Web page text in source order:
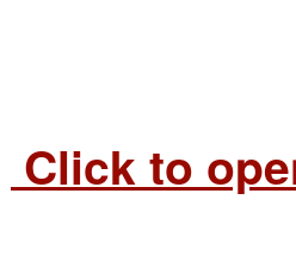
Click to